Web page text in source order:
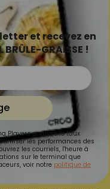
et recevez en
GRAISSE !
Players analyse le taux
les performances des
les courriels, l'heure à
sur le terminal que
voir notre politique de